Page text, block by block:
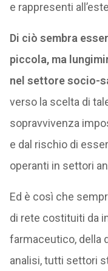
e rappresenti
Di ciò sembra
piccola, ma
nel settore socio-
verso la scelta di
sopravvivenza
e dal rischio di
operanti in settori
Ed è così che
di rete costituiti da
farmaceutico, della
analisi, tutti settori